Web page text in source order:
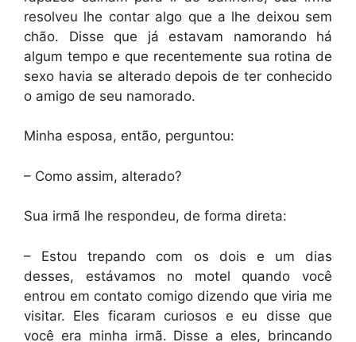
resolveu lhe contar algo que a lhe deixou sem
chão. Disse que já estavam namorando há
algum tempo e que recentemente sua rotina de
sexo havia se alterado depois de ter conhecido
o amigo de seu namorado.
Minha esposa, então, perguntou:
– Como assim, alterado?
Sua irmã lhe respondeu, de forma direta:
– Estou trepando com os dois e um dias
desses, estávamos no motel quando você
entrou em contato comigo dizendo que viria me
visitar. Eles ficaram curiosos e eu disse que
você era minha irmã. Disse a eles, brincando